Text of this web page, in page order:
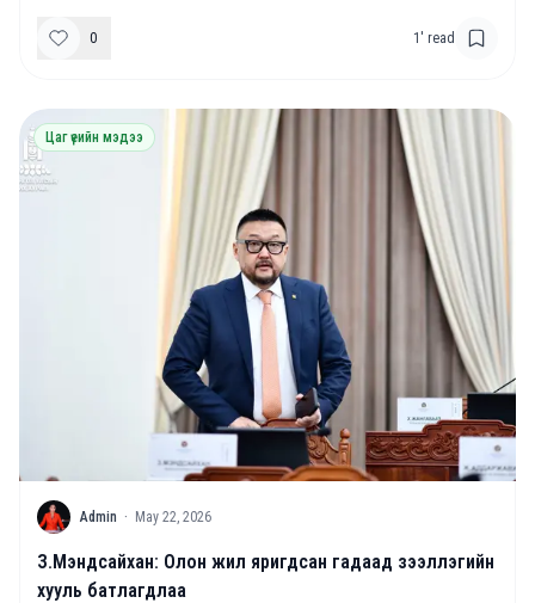
0 1 ' read
Цаг үеийн мэдээ
A Admin · May 22, 2026
З.Мэндсайхан: Олон жил яригдсан гадаад зээллэгийн
хууль батлагдлаа